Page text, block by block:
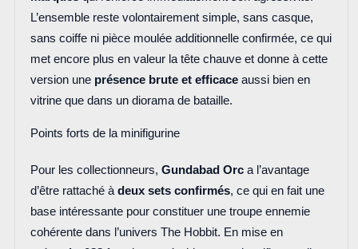
L’ensemble reste volontairement simple, sans casque,
sans coiffe ni pièce moulée additionnelle confirmée, ce qui
met encore plus en valeur la tête chauve et donne à cette
version une présence brute et efficaceaussi bien en
vitrine que dans un diorama de bataille.
Points forts de la minifigurine
Pour les collectionneurs, Gundabad Orca l’avantage
d’être rattaché à deux sets confirmés, ce qui en fait une
base intéressante pour constituer une troupe ennemie
cohérente dans l’univers The Hobbit. En mise en